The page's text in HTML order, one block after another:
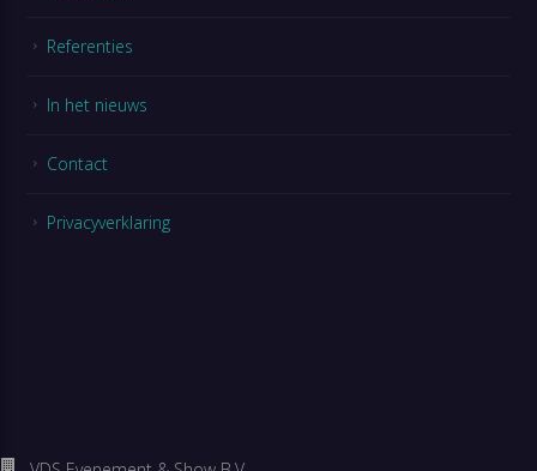
Referenties
In het nieuws
Contact
Privacyverklaring